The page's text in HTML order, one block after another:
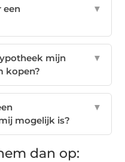
een
▼
mijn
kopen?
▼
mogelijk is?
▼
dan op: